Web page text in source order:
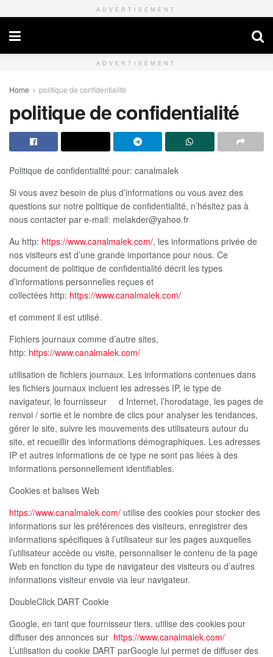
ADVERTISEMENT
ADVERTISEMENT
Home politique de confidentialité
politique de confidentialité
Politique de confidentialité pour: canalmalek
Si vous avez besoin de plus d’informations ou vous avez des
questions sur notre politique de confidentialité, n’hésitez pas à
nous contacter par e-mail: melakder@yahoo.fr
Au http: https://www.canalmalek.com/, les informations privée de
nos visiteurs est d’une grande importance pour nous. Ce
document de politique de confidentialité décrit les types
d’informations personnelles reçues et
collectées http: https://www.canalmalek.com/
et comment il est utilisé.
Fichiers journaux comme d’autre sites,
http: https://www.canalmalek.com/
utilisation de fichiers journaux. Les informations contenues dans
les fichiers journaux incluent les adresses IP, le type de
navigateur, le fournisseur d Internet, l’horodatage, les pages de
renvoi / sortie et le nombre de clics pour analyser les tendances,
gérer le site, suivre les mouvements des utilisateurs autour du
site, et recueillir des informations démographiques. Les adresses
IP et autres informations de ce type ne sont pas liées à des
informations personnellement identifiables.
Cookies et balises Web
https://www.canalmalek.com/ utilise des cookies pour stocker des
informations sur les préférences des visiteurs, enregistrer des
informations spécifiques à l’utilisateur sur les pages auxquelles
l’utilisateur accède ou visite, personnaliser le contenu de la page
Web en fonction du type de navigateur des visiteurs ou d’autres
informations visiteur envoie via leur navigateur.
DoubleClick DART Cookie
Google, en tant que fournisseur tiers, utilise des cookies pour
diffuser des annonces sur https://www.canalmalek.com/
L’utilisation du cookie DART parGoogle lui permet de diffuser des